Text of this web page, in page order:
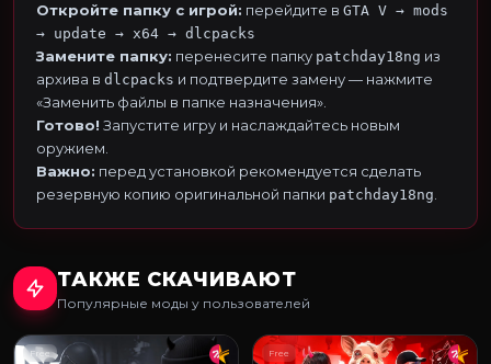
Откройте папку с игрой: перейдите в GTA V → mods
→ update → x64 → dlcpacks
Замените папку: перенесите папку patchday18ng из
архива в dlcpacks и подтвердите замену — нажмите
«Заменить файлы в папке назначения».
Готово! Запустите игру и наслаждайтесь новым
оружием.
Важно: перед установкой рекомендуется сделать
резервную копию оригинальной папки patchday18ng
ТАКЖЕ СКАЧИВАЮТ
Популярные моды у пользователей
Free Free